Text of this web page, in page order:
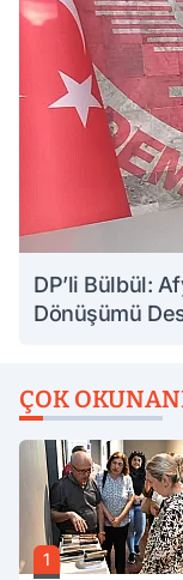
DP’li Bülbül:
Dönüşümü
ÇOK
1